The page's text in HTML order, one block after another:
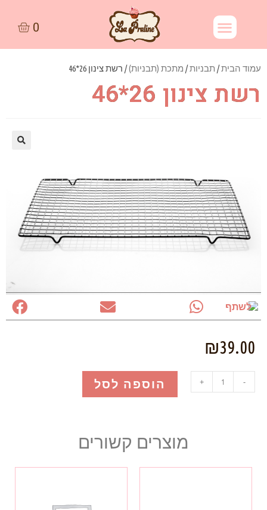
עמוד הבית/ תבניות/ מתכת (תבניות)/ רשת צינון 26*46
רשת צינון 26*46
לשתף
₪39.00
-
+ הוספה לסל
מוצרים קשורים